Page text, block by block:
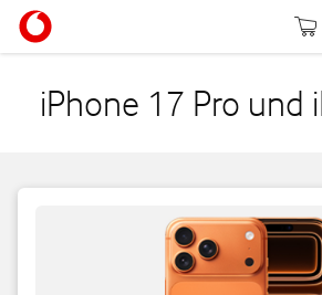
iPhone 17 Pro und